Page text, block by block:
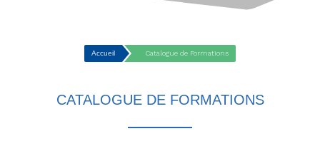
Accueil Catalogue de Formations
CATALOGUE DE FORMATIONS